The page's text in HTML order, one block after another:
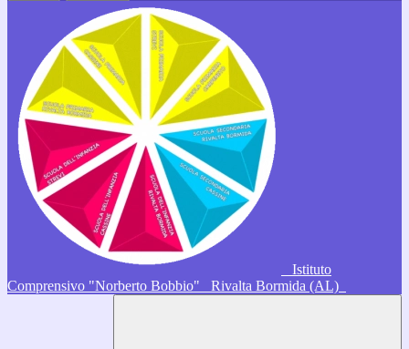
Istituto
Comprensivo "Norberto Bobbio"
Rivalta Bormida (AL)